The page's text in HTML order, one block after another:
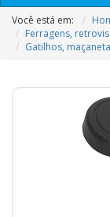
Você está em:
Ferragens,
Gatilhos,